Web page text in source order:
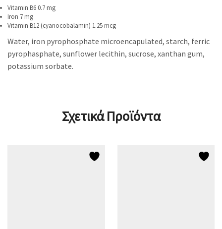
Vitamin B6 0.7 mg
Iron 7 mg
Vitamin B12 (cyanocobalamin) 1.25 mcg
Water, iron pyrophosphate microencapulated, starch, ferric
pyrophasphate, sunflower lecithin, sucrose, xanthan gum,
potassium sorbate.
Σχετικά Προϊόντα